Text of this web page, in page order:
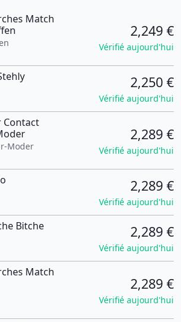
Match
2,249 €
Vérifié aujourd'hui
2,250 €
Vérifié aujourd'hui
Contact
Moder
2,289 €
Vérifié aujourd'hui
2,289 €
Vérifié aujourd'hui
Bitche 2,289 €
Vérifié aujourd'hui
Match
2,289 €
Vérifié aujourd'hui